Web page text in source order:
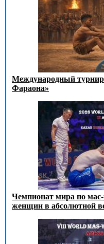
Международный турнир
Фараона»
Чемпионат мира по
женщин в абсолютной